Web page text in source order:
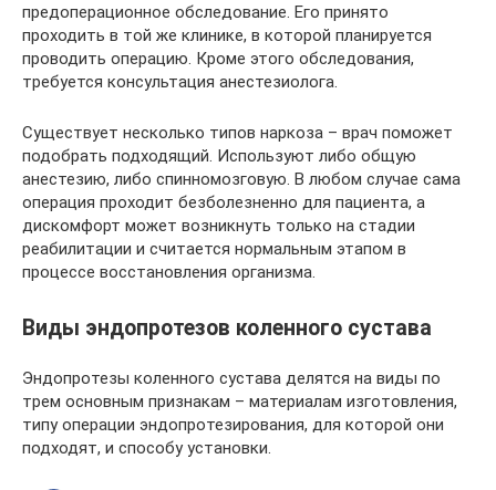
предоперационное обследование. Его принято
проходить в той же клинике, в которой планируется
проводить операцию. Кроме этого обследования,
требуется консультация анестезиолога.
Существует несколько типов наркоза – врач поможет
подобрать подходящий. Используют либо общую
анестезию, либо спинномозговую. В любом случае сама
операция проходит безболезненно для пациента, а
дискомфорт может возникнуть только на стадии
реабилитации и считается нормальным этапом в
процессе восстановления организма.
Виды эндопротезов коленного сустава
Эндопротезы коленного сустава делятся на виды по
трем основным признакам – материалам изготовления,
типу операции эндопротезирования, для которой они
подходят, и способу установки.